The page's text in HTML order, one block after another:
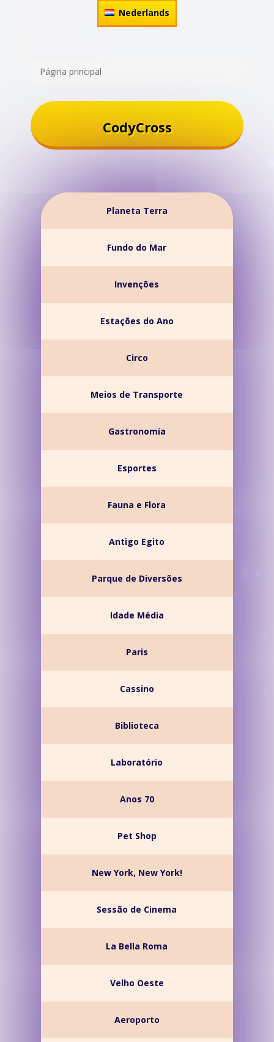
Nederlands
Página principal
CodyCross
Planeta Terra
Fundo do Mar
Invenções
Estações do Ano
Circo
Meios de Transporte
Gastronomia
Esportes
Fauna e Flora
Antigo Egito
Parque de Diversões
Idade Média
Paris
Cassino
Biblioteca
Laboratório
Anos 70
Pet Shop
New York, New York!
Sessão de Cinema
La Bella Roma
Velho Oeste
Aeroporto